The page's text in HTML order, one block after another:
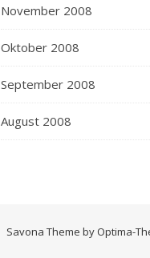
November 2008
Oktober 2008
September 2008
August 2008
Savona Theme by Optima-